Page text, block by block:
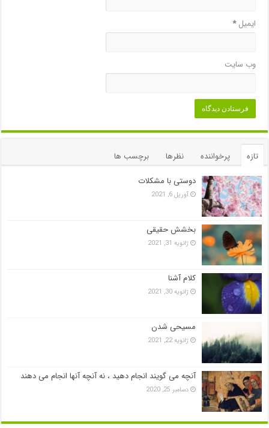
ایمیل*
وب‌ سایت
تازه پرخواننده نظرها
برچسب ها
دوستی با مشکلات
آوریل 6, 2021
بخشش حقیقی
ژانویه 31, 2021
کلام آشنا
ژانویه 30, 2021
مسیحی شدن
ژانویه 22, 2021
آنچه می گویند انجام دهید ، نه آنچه آنها انجام می دهند
دسامبر 25, 2020